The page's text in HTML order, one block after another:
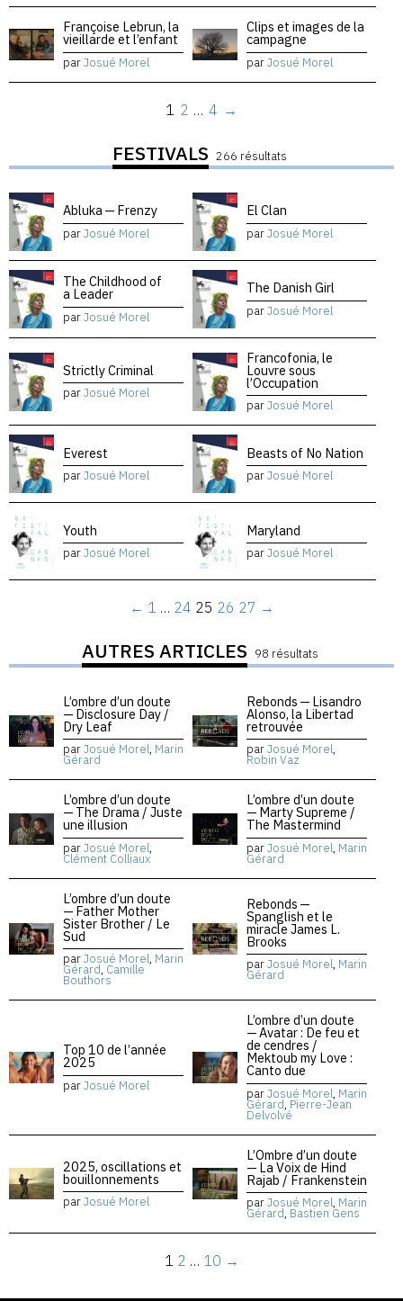
Françoise Lebrun, la
vieillarde et l’enfant
parJosué Morel
Clips et images de la
campagne
parJosué Morel
1 2 … 4 →
FESTIVALS 266 résultats
Abluka — Frenzy
parJosué Morel
El Clan
parJosué Morel
The Childhood of
a Leader
parJosué Morel
The Danish Girl
parJosué Morel
Strictly Criminal
parJosué Morel
Francofonia, le
Louvre sous
l’Occupation
parJosué Morel
Everest
parJosué Morel
Beasts of No Nation
parJosué Morel
Youth
parJosué Morel
Maryland
parJosué Morel
← 1 … 24 25 26 27 →
AUTRES ARTICLES 98 résultats
L’ombre d’un doute
— Disclosure Day /
Dry Leaf
parJosué Morel, Marin
Gérard
Rebonds — Lisandro
Alonso, la Libertad
retrouvée
parJosué Morel,
Robin Vaz
L’ombre d’un doute
— The Drama / Juste
une illusion
parJosué Morel,
Clément Colliaux
L’ombre d’un doute
— Marty Supreme /
The Mastermind
parJosué Morel, Marin
Gérard
L’ombre d’un doute
— Father Mother
Sister Brother / Le
Sud
parJosué Morel, Marin
Gérard, Camille
Bouthors
Rebonds —
Spanglish et le
miracle James L.
Brooks
parJosué Morel, Marin
Gérard
Top 10 de l’année
2025
parJosué Morel
L’ombre d’un doute
— Avatar : De feu et
de cendres /
Mektoub my Love :
Canto due
parJosué Morel, Marin
Gérard, Pierre-Jean
Delvolvé
2025, oscillations et
bouillonnements
parJosué Morel
L’Ombre d’un doute
— La Voix de Hind
Rajab / Frankenstein
parJosué Morel, Marin
Gérard, Bastien Gens
1 2 … 10 →